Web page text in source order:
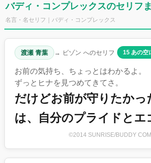
バディ・コンプレックスのセリフ
名言・名セリフ｜バディ・コンプレックス
渡瀬 青葉 → ビゾン へのセリフ 15 あの空
お前の気持ち、ちょっとはわかるよ。
ずっとヒナを見つめてきてさ。
だけどお前が守りたかっ
は、自分のプライドとエ
©2014 SUNRISE/BUDDY